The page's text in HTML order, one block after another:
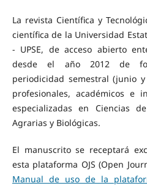
La revista Científica y
científica de la Universidad
- UPSE, de acceso abierto
desde el año 2012 de
periodicidad semestral (junio
profesionales, académicos e
especializadas en Ciencias
Agrarias y Biológicas.
El manuscrito se receptará
esta plataforma OJS (Open
Manual de uso de la